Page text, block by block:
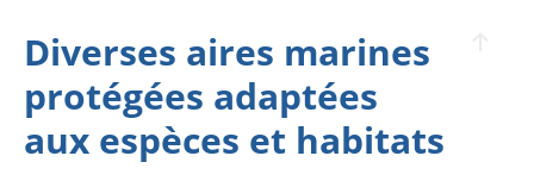
Diverses aires marines
protégées adaptées
aux espèces et habitats